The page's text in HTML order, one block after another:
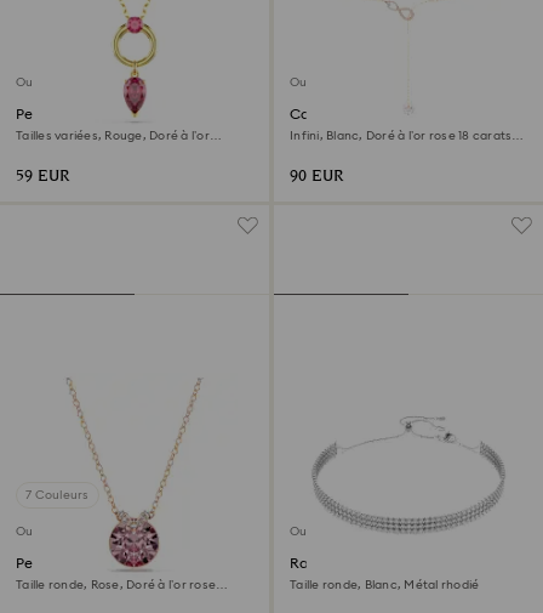
Outlet
Pendentif Mesmera
Tailles variées, Rouge, Doré à l’or
59 EUR
Outlet
Collier en Y Hyperbola
Infini, Blanc, Doré à l’or rose 18 carats
90 EUR
7 Couleurs
Outlet
Pendentif Bella V
Taille ronde, Rose, Doré à l’or rose
Outlet
Ras-de-cou Matrix
Taille ronde, Blanc, Métal rhodié